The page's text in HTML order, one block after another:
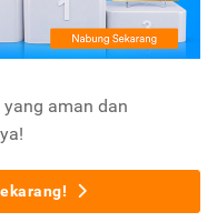
aman dan